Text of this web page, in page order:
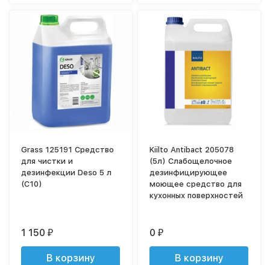
Grass 125191 Средство
для чистки и
дезинфекции Deso 5 л
(С10)
1 150₽
В корзину
Kiilto Antibact 205078
(5л) Слабощелочное
дезинфицирующее
моющее средство для
кухонных поверхностей
0₽
В корзину